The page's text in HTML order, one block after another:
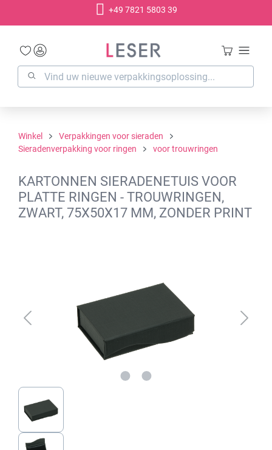
+49 7821 5803 39
Winkel
Verpakkingen voor sieraden
Sieradenverpakking voor ringen
voor trouwringen
KARTONNEN SIERADENETUIS VOOR
PLATTE RINGEN - TROUWRINGEN,
ZWART, 75X50X17 MM, ZONDER PRINT